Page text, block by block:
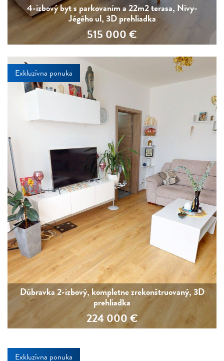
4-izbový byt s parkovaním a 22m2 terasa, Nivy-
Jégého ul, 3D prehliadka
515 000€
Exkluzívna ponuka
Dúbravka 2-izbový, kompletne zrekonštruovaný, 3D
prehliadka
224 000€
Exkluzívna ponuka